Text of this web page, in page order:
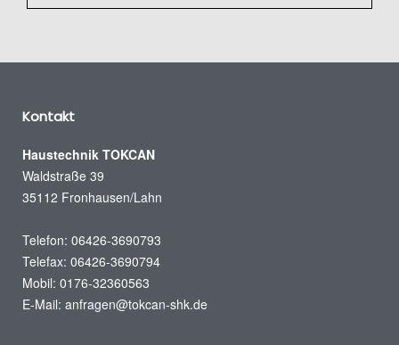
Kontakt
Haustechnik TOKCAN
Waldstraße 39
35112 Fronhausen/Lahn
Telefon: 06426-3690793
Telefax: 06426-3690794
Mobil: 0176-32360563
E-Mail: anfragen@tokcan-shk.de